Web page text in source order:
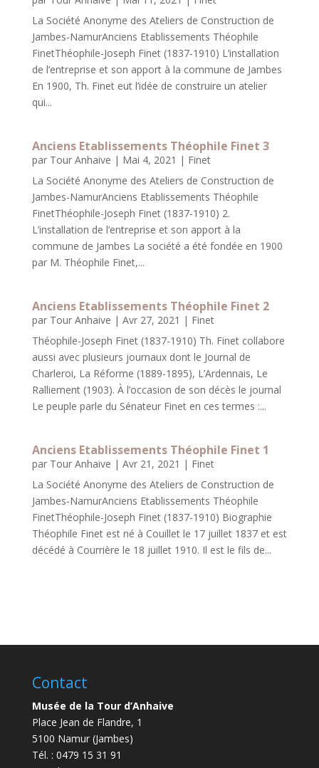
La Société Anonyme des Ateliers de Construction de
Jambes-NamurAnciens Etablissements Théophile
FinetThéophile-Joseph Finet (1837-1910) L’installation
de l’entreprise et son apport à la commune de Jambes
En 1900, Th. Finet eut l’idée de construire un atelier
qui...
Anciens Etablissements Théophile Finet 3
par Tour Anhaive | Mai 4, 2021 | Finet
La Société Anonyme des Ateliers de Construction de
Jambes-NamurAnciens Etablissements Théophile
FinetThéophile-Joseph Finet (1837-1910) 2.
L’installation de l’entreprise et son apport à la
commune de Jambes La société a été fondée en 1900
par M. Théophile Finet,...
Anciens Etablissements Théophile Finet 2
par Tour Anhaive | Avr 27, 2021 | Finet
Théophile-Joseph Finet (1837-1910) Th. Finet collabore
aussi avec plusieurs journaux dont le Journal de
Charleroi, La Réforme (1889-1895), L’Ardennais, Le
Ralliement (1903). À l’occasion de son décès le journal
Le peuple parle du Sénateur Finet en ces termes :...
Anciens Etablissements Théophile Finet 1
par Tour Anhaive | Avr 21, 2021 | Finet
La Société Anonyme des Ateliers de Construction de
Jambes-NamurAnciens Etablissements Théophile
FinetThéophile-Joseph Finet (1837-1910) Biographie
Théophile Finet est né à Couillet le 17 juillet 1837 et est
décédé à Courrière le 18 juillet 1910. Il est le fils de...
Contact
Musée de la Tour d’Anhaive
Place Jean de Flandre, 1
5100 Namur (Jambes)
Tél. : 0479 15 31 91